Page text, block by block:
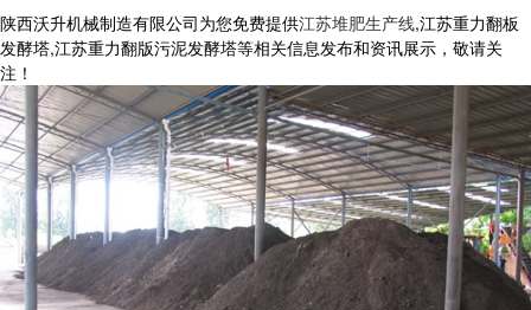
陕西沃升机械制造有限公司为您免费提供江苏堆肥生产线,江苏重力翻板
发酵塔,江苏重力翻版污泥发酵塔等相关信息发布和资讯展示，敬请关
注！